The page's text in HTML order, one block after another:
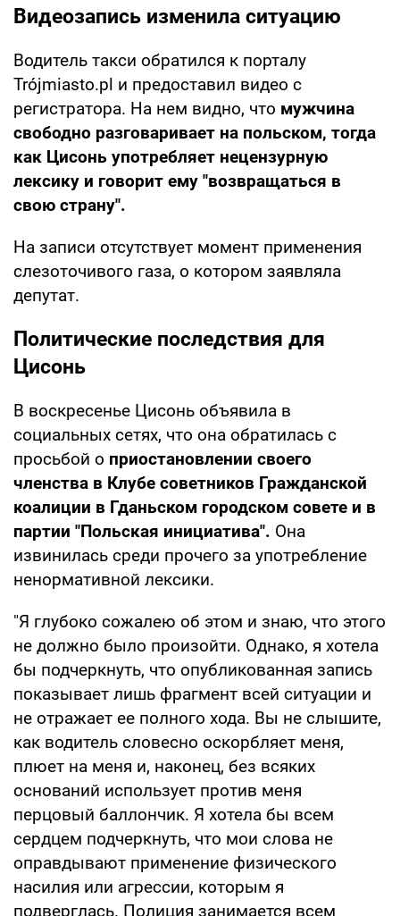
Видеозапись изменила ситуацию
Водитель такси обратился к порталу
Trójmiasto.pl и предоставил видео с
регистратора. На нем видно, что мужчина
свободно разговаривает на польском, тогда
как Цисонь употребляет нецензурную
лексику и говорит ему "возвращаться в
свою страну".
На записи отсутствует момент применения
слезоточивого газа, о котором заявляла
депутат.
Политические последствия для
Цисонь
В воскресенье Цисонь объявила в
социальных сетях, что она обратилась с
просьбой о приостановлении своего
членства в Клубе советников Гражданской
коалиции в Гданьском городском совете и в
партии "Польская инициатива". Она
извинилась среди прочего за употребление
ненормативной лексики.
"Я глубоко сожалею об этом и знаю, что этого
не должно было произойти. Однако, я хотела
бы подчеркнуть, что опубликованная запись
показывает лишь фрагмент всей ситуации и
не отражает ее полного хода. Вы не слышите,
как водитель словесно оскорбляет меня,
плюет на меня и, наконец, без всяких
оснований использует против меня
перцовый баллончик. Я хотела бы всем
сердцем подчеркнуть, что мои слова не
оправдывают применение физического
насилия или агрессии, которым я
подверглась. Полиция занимается всем